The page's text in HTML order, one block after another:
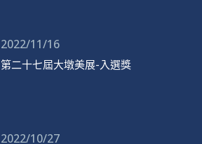
2022/11/16
第二十七屆大墩美展-入選獎
2022/10/27